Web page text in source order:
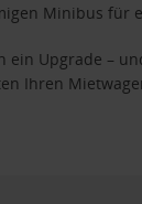
Minibus für
ein Upgrade –
Ihren